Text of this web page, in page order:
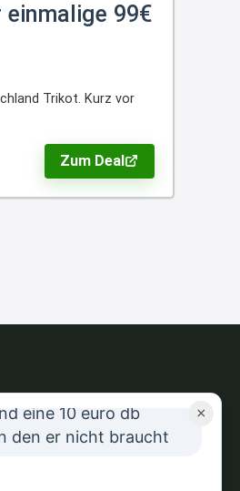
99€
Trikot. Kurz vor
Zum Deal
×
gibt es nicht mehr
eine 10 euro db
den er nicht braucht